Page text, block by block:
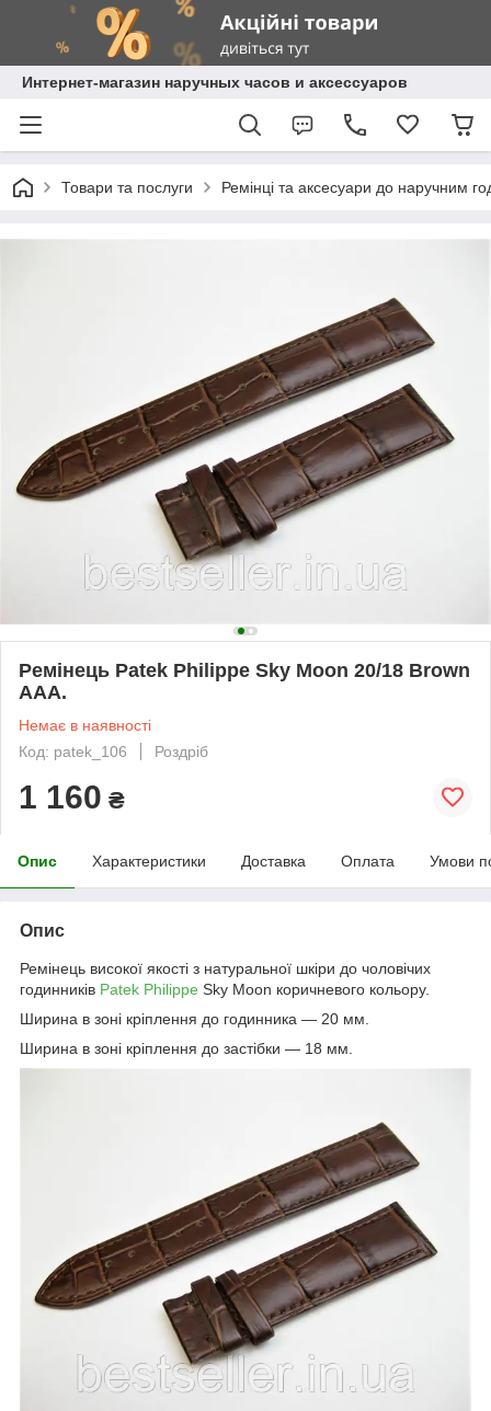
Интернет-магазин наручных часов и аксессуаров
Товари та послуги Ремінці та аксесуари до наручним
Ремінець Patek Philippe Sky Moon 20/18 Brown
ААА.
Немає в наявності
Код: patek_106
Роздріб
1 160 ₴
Опис Характеристики Доставка Оплата Умови
Опис
Ремінець високої якості з натуральної шкіри до чоловічих
годинників Patek Philippe Sky Moon коричневого кольору.
Ширина в зоні кріплення до годинника — 20 мм.
Ширина в зоні кріплення до застібки — 18 мм.